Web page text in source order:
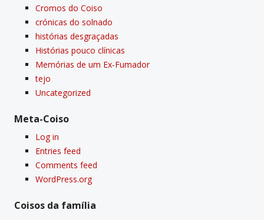
Cromos do Coiso
crónicas do solnado
histórias desgraçadas
Histórias pouco clí­nicas
Memórias de um Ex-Fumador
tejo
Uncategorized
Meta-Coiso
Log in
Entries feed
Comments feed
WordPress.org
Coisos da famí­lia